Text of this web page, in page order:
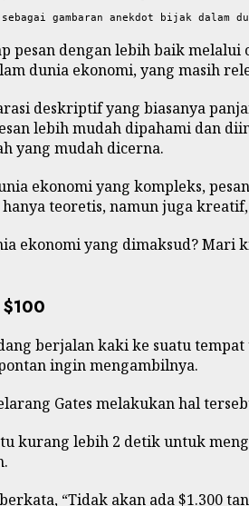
gambaran anekdot bijak dalam
pesan dengan lebih baik
dunia ekonomi, yang masih
deskriptif yang biasanya
lebih mudah dipahami dan
yang mudah dicerna.
ekonomi yang kompleks,
teoretis, namun juga
ekonomi yang dimaksud? Mari
berjalan kaki ke suatu
ingin mengambilnya.
Gates melakukan hal
kurang lebih 2 detik untuk
“Tidak akan ada $1.300